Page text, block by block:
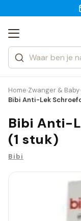
Zoeken
Categorieën
Merken
Home›Zwanger & Baby›
Bibi Anti-Lek
Bibi Anti-
(1 stuk)
Bibi